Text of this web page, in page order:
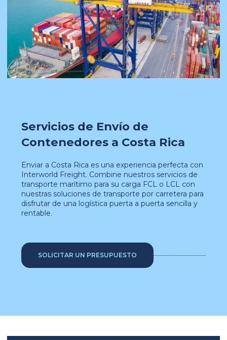
Servicios de Envío de
Contenedores a Costa Rica
Enviar a Costa Rica es una experiencia perfecta con
Interworld Freight. Combine nuestros servicios de
transporte marítimo para su carga FCL o LCL con
nuestras soluciones de transporte por carretera para
disfrutar de una logística puerta a puerta sencilla y
rentable.
SOLICITAR UN PRESUPUESTO